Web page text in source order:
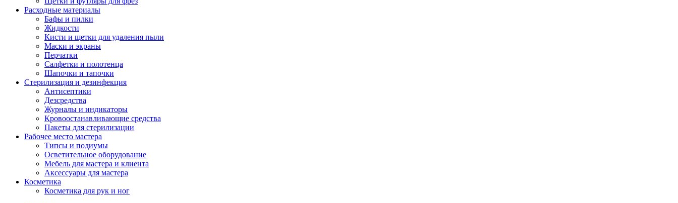
Расходные материалы
Бафы и пилки
Жидкости
Кисти и щетки для удаления пыли
Маски и экраны
Перчатки
Салфетки и полотенца
Шапочки и тапочки
Стерилизация и дезинфекция
Антисептики
Дезсредства
Журналы и индикаторы
Кровоостанавливающие средства
Пакеты для стерилизации
Рабочее место мастера
Типсы и подиумы
Осветительное оборудование
Мебель для мастера и клиента
Аксессуары для мастера
Косметика
Косметика для рук и ног